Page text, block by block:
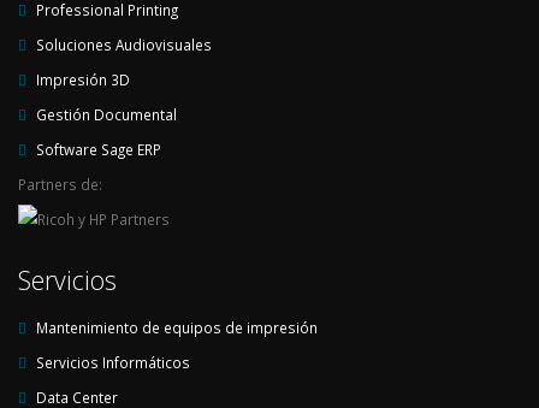
Professional Printing
Soluciones Audiovisuales
Impresión 3D
Gestión Documental
Software Sage ERP
Partners de:
Servicios
Mantenimiento de equipos de impresión
Servicios Informáticos
Data Center